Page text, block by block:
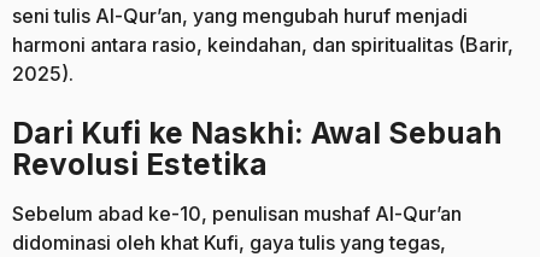
seni tulis Al-Qur’an, yang mengubah huruf menjadi
harmoni antara rasio, keindahan, dan spiritualitas (Barir,
2025).
Dari Kufi ke Naskhi: Awal Sebuah
Revolusi Estetika
Sebelum abad ke-10, penulisan mushaf Al-Qur’an
didominasi oleh khat Kufi, gaya tulis yang tegas,